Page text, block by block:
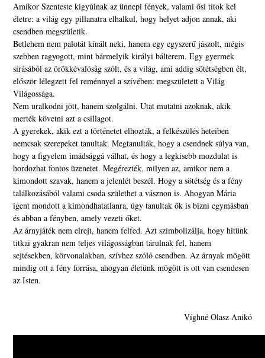
Amikor Szenteste kigyúlnak az ünnepi fények, valami ősi titok kel
életre: a világ egy pillanatra elhalkul, hogy helyet adjon annak, aki
csendben megszületik.
Betlehem nem palotát kínált neki, hanem egy egyszerű jászolt, mégis
szebben ragyogott, mint bármelyik királyi bálterem. Egy gyermek
sírásából az örökkévalóság szólt, és a világ, ami addig sötétségben élt,
először lélegzett fel reménnyel a szívében: megszületett a Világ
Világossága.
Nem uralkodni jött, hanem szolgálni. Utat mutatni azoknak, akik
merték követni azt a csillagot.
A gyerekek, akik ezt a történetet elhozták, a felkészülés heteiben
nemcsak szerepeket tanultak. Megtanulták, hogy a csendnek súlya van,
hogy a figyelem imádsággá válhat, és hogy a legkisebb mozdulat is
hordozhat fontos üzenetet. Megérezték, milyen az, amikor nem a
kimondott szavak, hanem a jelenlét beszél. Hogy a sötétség és a fény
találkozásából valami csoda születhet a vásznon is. Ahogyan Mária
igent mondott a kimondhatatlanra, úgy tanultak ők is bízni egymásban
és abban a fényben, amely vezeti őket.
Az árnyjáték nem elrejt, hanem felfed. Azt szimbolizálja, hogy hitünk
titkai gyakran nem teljes világosságban tárulnak fel, hanem
sejtésekben, körvonalakban, szívhez szóló csendben. Az árnyak mögött
mindig ott a fény forrása, ahogyan életünk mögött is ott van csendesen
az Isten.
Víghné Olasz Anikó